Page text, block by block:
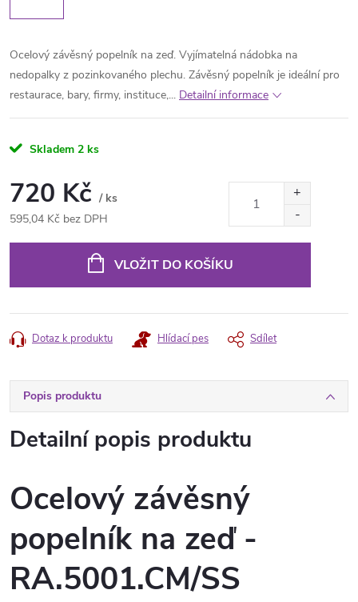
Ocelový závěsný popelník na zeď. Vyjímatelná nádobka na
nedopalky z pozinkovaného plechu. Závěsný popelník je ideální pro
restaurace, bary, firmy, instituce,... Detailní informace
Skladem 2 ks
720 Kč / ks
595,04 Kč bez DPH
VLOŽIT DO KOŠÍKU
Dotaz k produktu Hlídací pes Sdílet
Popis produktu
Detailní popis produktu
Ocelový závěsný
popelník na zeď -
RA.5001.CM/SS